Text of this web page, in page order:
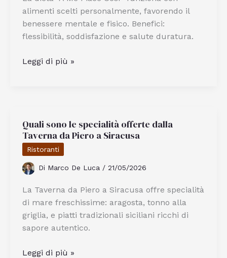
alimenti scelti personalmente, favorendo il
benessere mentale e fisico. Benefici:
flessibilità, soddisfazione e salute duratura.
Come
Me
Piace
Così
E
Quali
Sono
I
Benefici
Leggi di più »
Quali sono le specialità offerte dalla
Taverna da Piero a Siracusa
Ristoranti
Di Marco De Luca / 21/05/2026
La Taverna da Piero a Siracusa offre specialità
di mare freschissime: aragosta, tonno alla
griglia, e piatti tradizionali siciliani ricchi di
sapore autentico.
Quali
Leggi di più »